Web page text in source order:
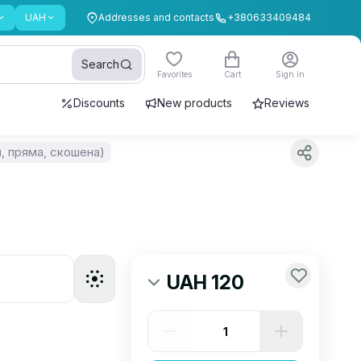
UAH Addresses and contacts +380633409484
Search
Favorites Cart Sign in
Discounts New products Reviews
пряма, скошена)
UAH 120